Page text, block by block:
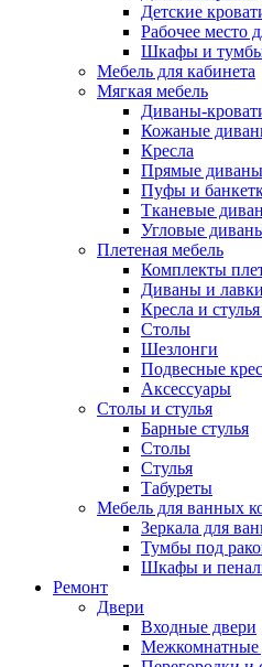
Детские
Рабочее место
Шкафы и тумбы
Мебель для кабинета
Мягкая мебель
Диваны-
Кожаные
Кресла
Прямые диваны
Пуфы и
Тканевые
Угловые
Плетеная мебель
Комплекты
Диваны и
Кресла и
Столы
Шезлонги
Подвесные
Аксессуары
Столы и стулья
Барные стулья
Столы
Стулья
Табуреты
Мебель для ванных
Зеркала для
Тумбы под
Шкафы и
Ремонт
Двери
Входные двери
Межкомнатные